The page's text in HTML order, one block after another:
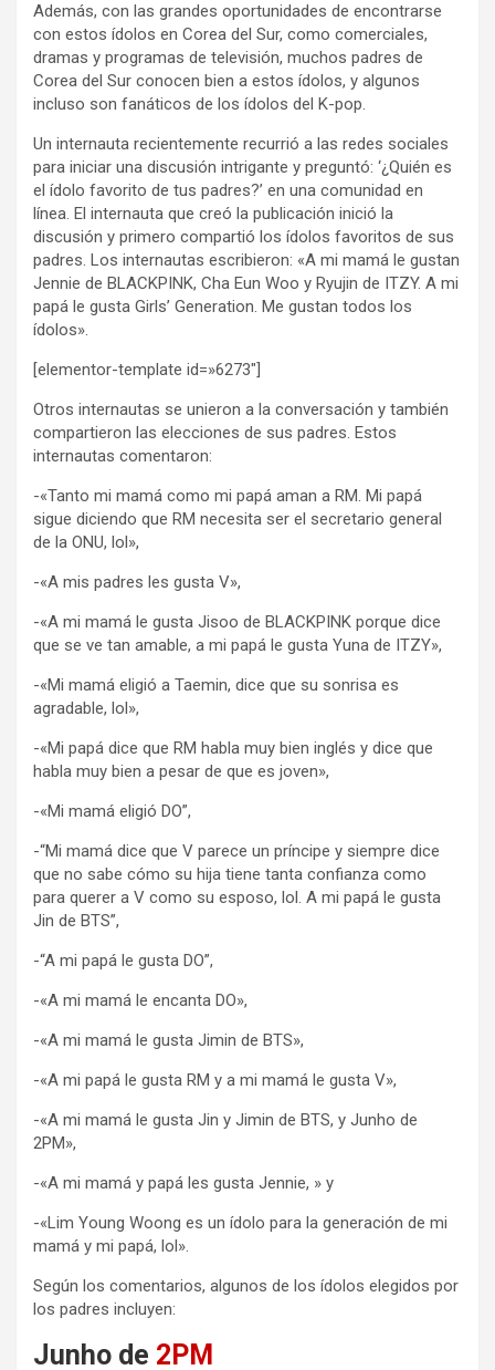
Además, con las grandes oportunidades de encontrarse
con estos ídolos en Corea del Sur, como comerciales,
dramas y programas de televisión, muchos padres de
Corea del Sur conocen bien a estos ídolos, y algunos
incluso son fanáticos de los ídolos del K-pop.
Un internauta recientemente recurrió a las redes sociales
para iniciar una discusión intrigante y preguntó: ‘¿Quién es
el ídolo favorito de tus padres?’ en una comunidad en
línea. El internauta que creó la publicación inició la
discusión y primero compartió los ídolos favoritos de sus
padres. Los internautas escribieron: «A mi mamá le gustan
Jennie de BLACKPINK, Cha Eun Woo y Ryujin de ITZY. A mi
papá le gusta Girls’ Generation. Me gustan todos los
ídolos».
[elementor-template id=»6273″]
Otros internautas se unieron a la conversación y también
compartieron las elecciones de sus padres. Estos
internautas comentaron:
-«Tanto mi mamá como mi papá aman a RM. Mi papá
sigue diciendo que RM necesita ser el secretario general
de la ONU, lol»,
-«A mis padres les gusta V»,
-«A mi mamá le gusta Jisoo de BLACKPINK porque dice
que se ve tan amable, a mi papá le gusta Yuna de ITZY»,
-«Mi mamá eligió a Taemin, dice que su sonrisa es
agradable, lol»,
-«Mi papá dice que RM habla muy bien inglés y dice que
habla muy bien a pesar de que es joven»,
-«Mi mamá eligió DO”,
-“Mi mamá dice que V parece un príncipe y siempre dice
que no sabe cómo su hija tiene tanta confianza como
para querer a V como su esposo, lol. A mi papá le gusta
Jin de BTS”,
-“A mi papá le gusta DO”,
-«A mi mamá le encanta DO»,
-«A mi mamá le gusta Jimin de BTS»,
-«A mi papá le gusta RM y a mi mamá le gusta V»,
-«A mi mamá le gusta Jin y Jimin de BTS, y Junho de
2PM»,
-«A mi mamá y papá les gusta Jennie, » y
-«Lim Young Woong es un ídolo para la generación de mi
mamá y mi papá, lol».
Según los comentarios, algunos de los ídolos elegidos por
los padres incluyen:
Junho de 2PM